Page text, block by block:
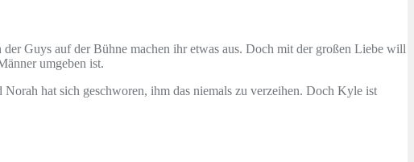
Guys auf der Bühne machen ihr etwas aus. Doch mit der großen Liebe will
umgeben ist.
hat sich geschworen, ihm das niemals zu verzeihen. Doch Kyle ist